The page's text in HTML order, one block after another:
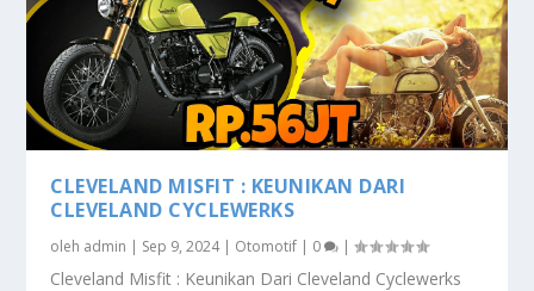
CLEVELAND MISFIT : KEUNIKAN DARI
CLEVELAND CYCLEWERKS
oleh admin | Sep 9, 2024| Otomotif | 0 |
Cleveland Misfit : Keunikan Dari Cleveland Cyclewerks